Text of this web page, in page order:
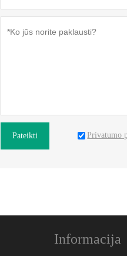
Pateikti Privatumo
Informacija